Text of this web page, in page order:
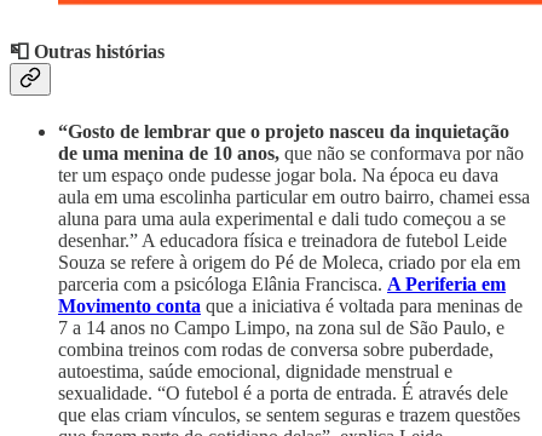
📮 Outras histórias
“Gosto de lembrar que o projeto nasceu da inquietação
de uma menina de 10 anos, que não se conformava por não
ter um espaço onde pudesse jogar bola. Na época eu dava
aula em uma escolinha particular em outro bairro, chamei essa
aluna para uma aula experimental e dali tudo começou a se
desenhar.” A educadora física e treinadora de futebol Leide
Souza se refere à origem do Pé de Moleca, criado por ela em
parceria com a psicóloga Elânia Francisca. A Periferia em
Movimento conta que a iniciativa é voltada para meninas de
7 a 14 anos no Campo Limpo, na zona sul de São Paulo, e
combina treinos com rodas de conversa sobre puberdade,
autoestima, saúde emocional, dignidade menstrual e
sexualidade. “O futebol é a porta de entrada. É através dele
que elas criam vínculos, se sentem seguras e trazem questões